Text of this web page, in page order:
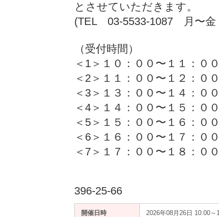
とさせていただきます。
(TEL 03-5533-1087 月〜
（受付時間）
＜1＞１０：００〜１１：
＜2＞１１：００〜１２：
＜3＞１３：００〜１４：
＜4＞１４：００〜１５：
＜5＞１５：００〜１６：０
＜6＞１６：００〜１７：
＜7＞１７：００〜１８：０
396-25-66
開催日時 2026年08月26日 10:00